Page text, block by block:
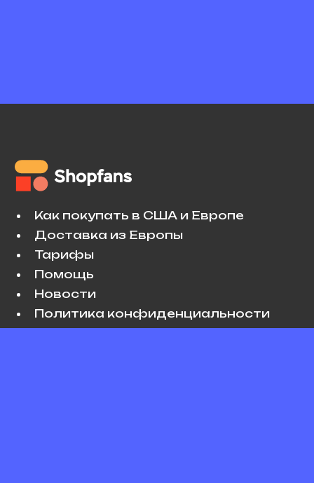
Как покупать в США и Европе
Доставка из Европы
Тарифы
Помощь
Новости
Политика конфиденциальности